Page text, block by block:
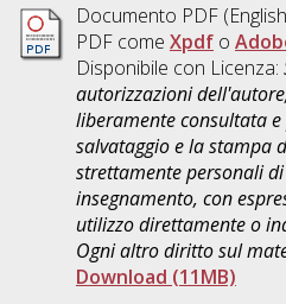
Documento PDF
PDF come Xpdfo
Disponibile con Licenza:
autorizzazioni
liberamente consultata
salvataggio e la stampa
strettamente personali
insegnamento, con
utilizzo direttamente o
Ogni altro diritto sul
Download (11MB)